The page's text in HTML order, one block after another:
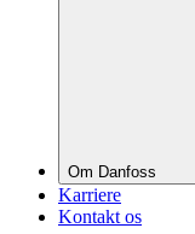
Om Danfoss
Karriere
Kontakt os